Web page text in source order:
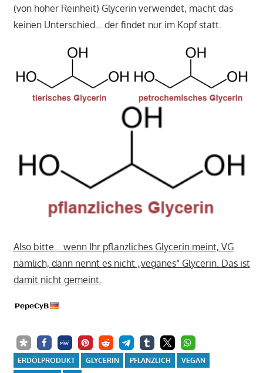
(von hoher Reinheit) Glycerin verwendet, macht das
keinen Unterschied… der findet nur im Kopf statt.
Also bitte… wenn Ihr pflanzliches Glycerin meint, VG
nämlich, dann nennt es nicht „veganes“ Glycerin. Das ist
damit nicht gemeint.
ERDÖLPRODUKT GLYCERIN PFLANZLICH
VEGAN